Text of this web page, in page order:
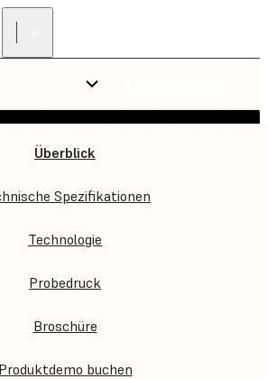
Überblick
Spezifikationen
Technologie
Probedruck
Broschüre
Produktdemo buchen
4L